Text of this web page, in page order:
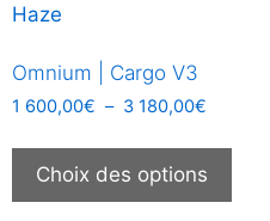
choisies
sur
page
sur
Ce
plusieurs
Omnium | Cargo V3
1 600,00€ – 3 180,00€Plage
prix :
1
Choix des options
a